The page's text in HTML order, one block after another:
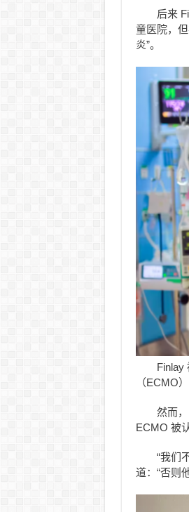
后来
童医院，
炎”。
Finlay
（ECMO
然而
ECMO 被
“我们
道：“否则